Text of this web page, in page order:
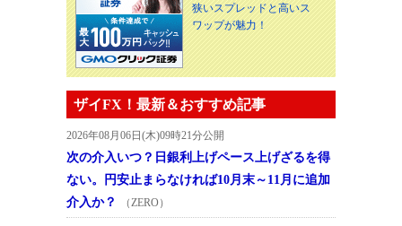
狭いスプレッドと高いス
ワップが魅力！
ザイFX！最新＆おすすめ記事
2026年08月06日(木)09時21分公開
次の介入いつ？日銀利上げペース上げざるを得
ない。円安止まらなければ10月末～11月に追加
介入か？
（ZERO）